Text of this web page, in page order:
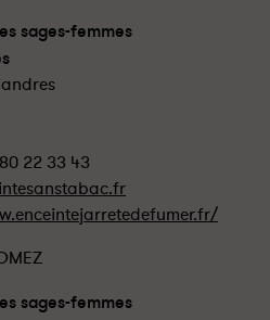
sages-femmes
22 33 43
sages-femmes